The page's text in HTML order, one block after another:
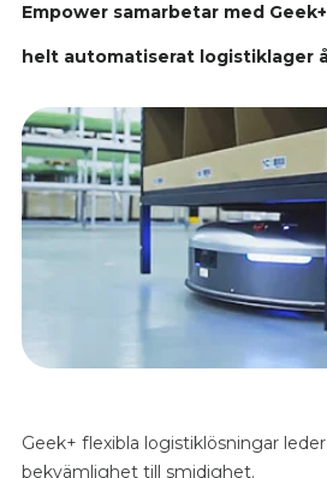
Empower samarbetar med
helt automatiserat logistiklager
Geek+ flexibla logistiklösningar
bekvämlighet till smidighet.